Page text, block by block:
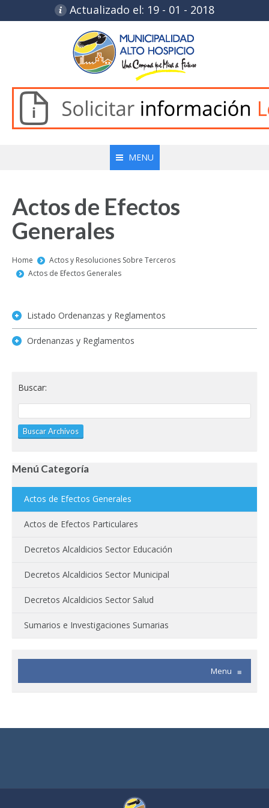
Actualizado el: 19 - 01 - 2018
MENU
Actos de Efectos
Generales
You are here:
Home
Actos y Resoluciones Sobre Terceros
Actos de Efectos Generales
Listado Ordenanzas y Reglamentos
Ordenanzas y Reglamentos
Buscar:
Menú Categoría
Actos de Efectos Generales
Actos de Efectos Particulares
Decretos Alcaldicios Sector Educación
Decretos Alcaldicios Sector Municipal
Decretos Alcaldicios Sector Salud
Sumarios e Investigaciones Sumarias
Menu ≡